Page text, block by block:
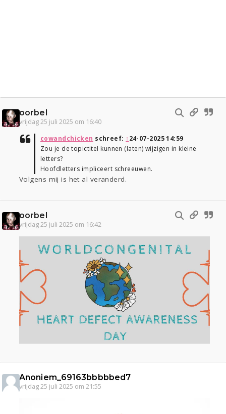
oorbel
vrijdag 25 juli 2025 om 16:40
cowandchicken schreef: ↑24-07-2025 14:59
Zou je de topictitel kunnen (laten) wijzigen in kleine
letters?
Hoofdletters impliceert schreeuwen.
Volgens mij is het al veranderd.
oorbel
vrijdag 25 juli 2025 om 16:42
Anoniem_69163bbbbbed7
vrijdag 25 juli 2025 om 21:55